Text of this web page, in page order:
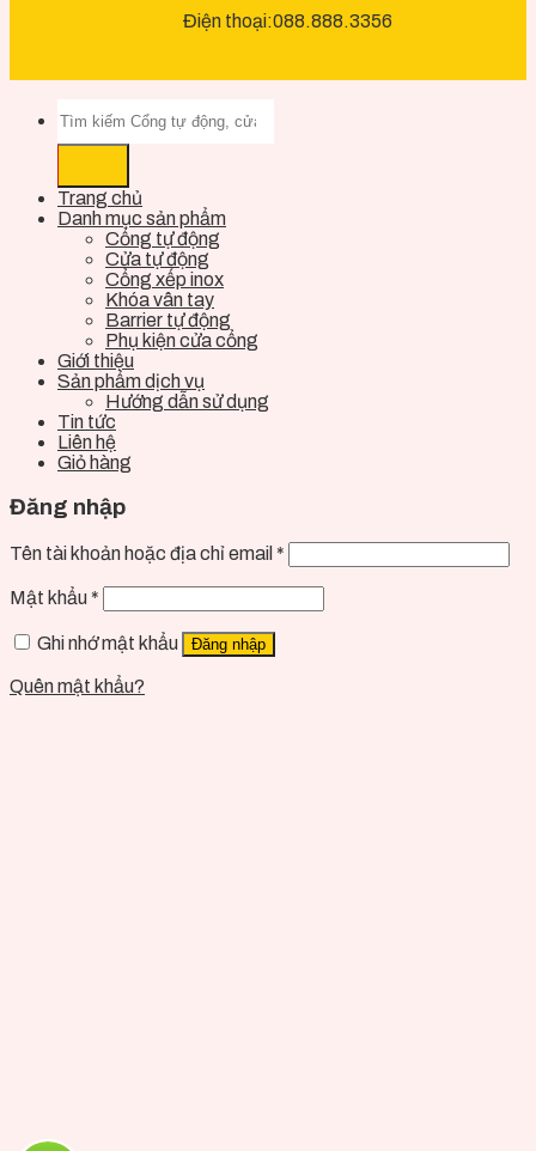
Điện thoại:088.888.3356
Trang chủ
Danh mục sản phẩm
Cổng tự động
Cửa tự động
Cổng xếp inox
Khóa vân tay
Barrier tự động
Phụ kiện cửa cổng
Giới thiệu
Sản phẩm dịch vụ
Hướng dẫn sử dụng
Tin tức
Liên hệ
Giỏ hàng
Đăng nhập
Tên tài khoản hoặc địa chỉ email *
Mật khẩu *
Ghi nhớ mật khẩu Đăng nhập
Quên mật khẩu?